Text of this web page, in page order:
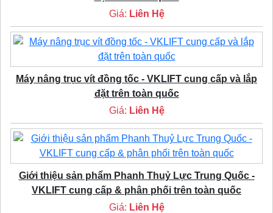
Giá: Liên Hệ
Máy nâng trục vít đồng tốc - VKLIFT cung cấp và lắp
đặt trên toàn quốc
Giá: Liên Hệ
Giới thiệu sản phẩm Phanh Thuỷ Lực Trung Quốc -
VKLIFT cung cấp & phân phối trên toàn quốc
Giá: Liên Hệ